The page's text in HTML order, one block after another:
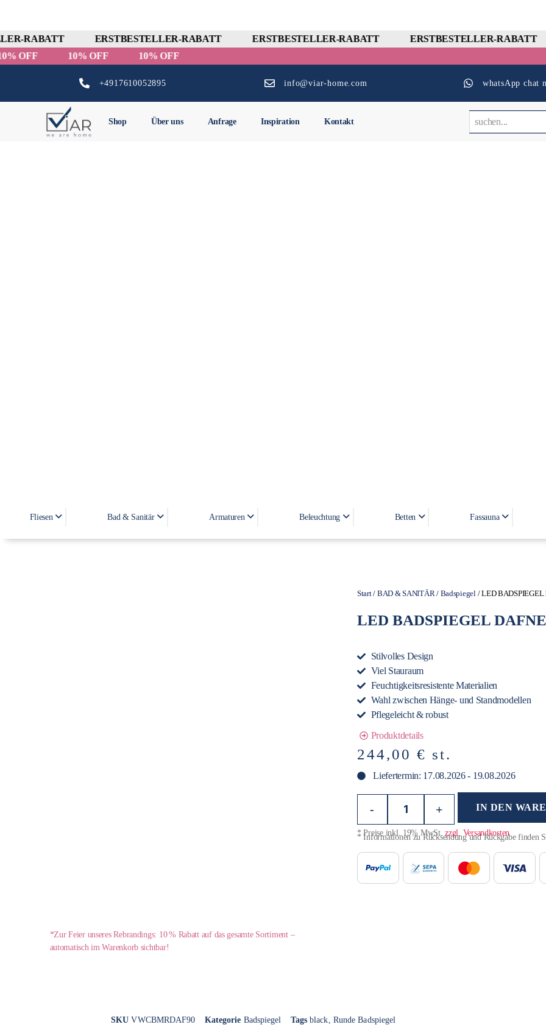
RABATT ERSTBESTELLER-RABATT ERSTBESTELLER-RABATT
ERSTBESTELLER-RABATT
10% OFF
10% OFF 10% OFF
+4917610052895 info@viar-home.com whatsApp chat
Shop Über uns Anfrage Inspiration Kontakt
Fliesen Bad & Sanitär Armaturen Beleuchtung Betten Fassauna
*Zur Feier unseres Rebrandings: 10 % Rabatt auf das gesamte Sortiment –
automatisch im Warenkorb sichtbar!
Start/ BAD & SANITÄR/ Badspiegel/ LED BADSPIEGEL
LED BADSPIEGEL
Stilvolles Design
Viel Stauraum
Feuchtigkeitsresistente Materialien
Wahl zwischen Hänge- und Standmodellen
Pflegeleicht & robust
Produktdetails
244,00€ st.
Liefertermin: 17.08.2026 - 19.08.2026
- + IN DEN
* Preise inkl. 19% MwSt.zzgl. Versandkosten
* Informationen zu Rücksendung und Rückgabe finden
SKUVWCBMRDAF90 Kategorie Badspiegel Tags black Runde Badspiegel